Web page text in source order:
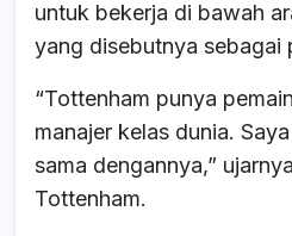
untuk bekerja di bawah
yang disebutnya sebagai
“Tottenham punya
manajer kelas dunia.
sama dengannya,”
Tottenham.